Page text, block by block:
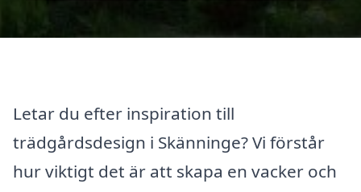
Letar du efter inspiration till
trädgårdsdesign i Skänninge? Vi förstår
hur viktigt det är att skapa en vacker och